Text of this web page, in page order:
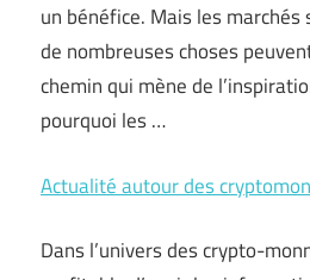
un bénéfice. Mais les
de nombreuses choses
chemin qui mène de
pourquoi les …
Actualité autour des
Dans l’univers des crypto-